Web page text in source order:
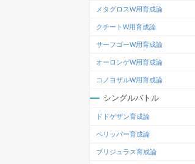
メタグロスW用育成論
クチートW用育成論
サーフゴーW用育成論
オーロンゲW用育成論
コノヨザルW用育成論
シングルバトル
ドドゲザン育成論
ペリッパー育成論
ブリジュラス育成論